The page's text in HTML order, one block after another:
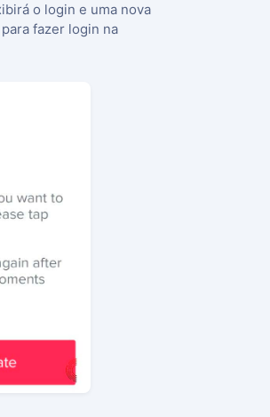
o login e uma nova
fazer login na